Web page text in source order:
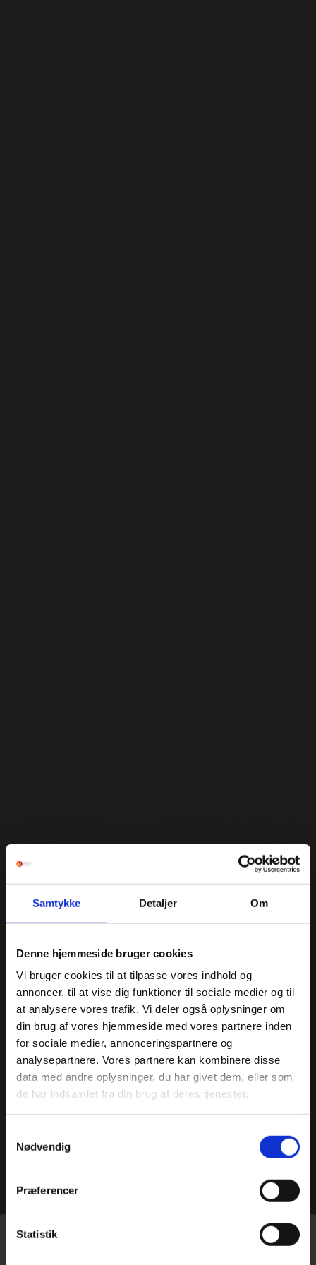
Samtykke Detaljer Om
Denne hjemmeside bruger cookies
Vi bruger cookies til at tilpasse vores indhold og
annoncer, til at vise dig funktioner til sociale medier og til
at analysere vores trafik. Vi deler også oplysninger om
din brug af vores hjemmeside med vores partnere inden
for sociale medier, annonceringspartnere og
analysepartnere. Vores partnere kan kombinere disse
data med andre oplysninger, du har givet dem, eller som
de har indsamlet fra din brug af deres tjenester.
Nødvendig
Præferencer
Statistik
Vis alle 7 billeder
Hjem >Europa
Sognerejse for konfirmander til